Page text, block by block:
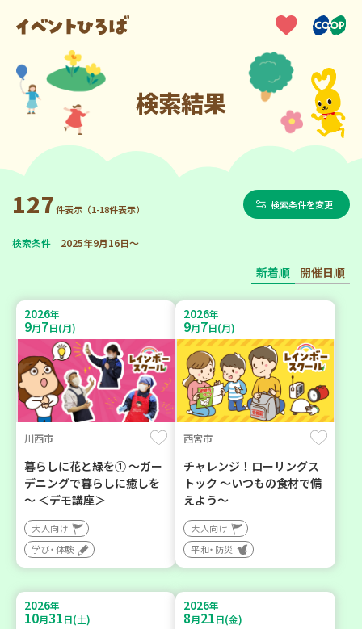
検索結果
127件表示（1-18件表示） 検索条件を変更
検索条件 2025年9月16日～
新着順 開催日順
2026年
9月7日(月)
川西市
暮らしに花と緑を① ～ガー
デニングで暮らしに癒しを
～ ＜デモ講座＞
大人向け
学び・体験
2026年
9月7日(月)
西宮市
チャレンジ！ローリングス
トック ～いつもの食材で備
えよう～
大人向け
平和・防災
2026年
10月31日(土)
2026年
8月21日(金)